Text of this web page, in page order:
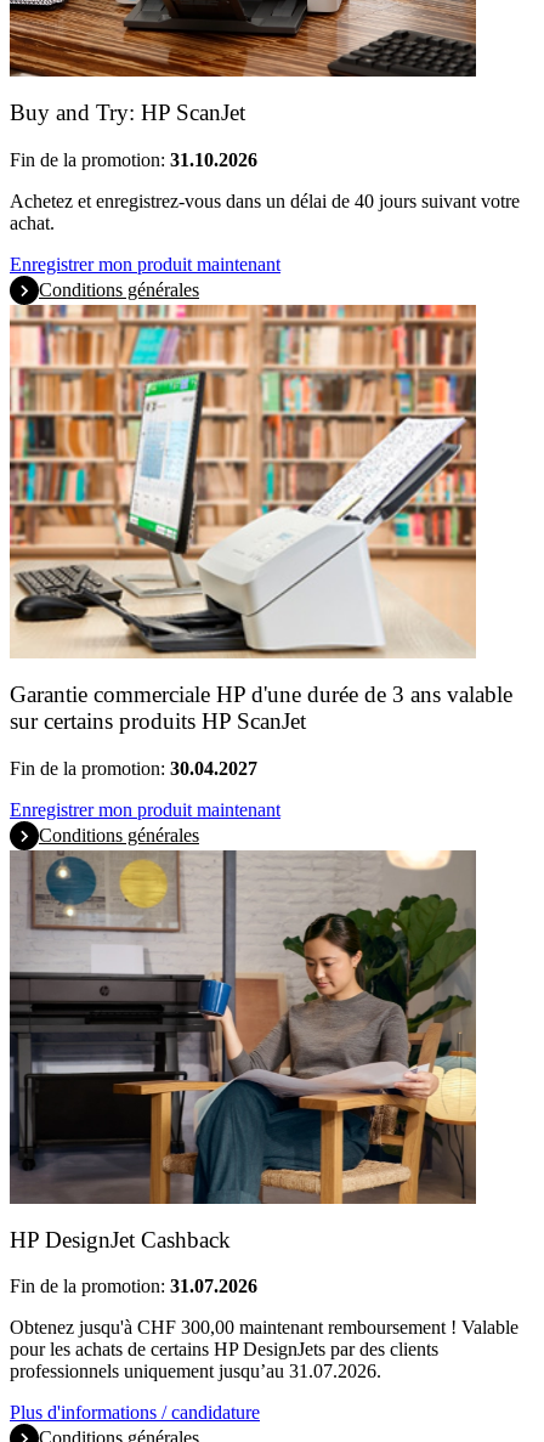
Buy and Try: HP ScanJet
Fin de la promotion: 31.10.2026
Achetez et enregistrez-vous dans un délai de 40 jours suivant votre
achat.
Enregistrer mon produit maintenant
Conditions générales
Garantie commerciale HP d'une durée de 3 ans valable
sur certains produits HP ScanJet
Fin de la promotion: 30.04.2027
Enregistrer mon produit maintenant
Conditions générales
HP DesignJet Cashback
Fin de la promotion: 31.07.2026
Obtenez jusqu'à CHF 300,00 maintenant remboursement ! Valable
pour les achats de certains HP DesignJets par des clients
professionnels uniquement jusqu’au 31.07.2026.
Plus d'informations / candidature